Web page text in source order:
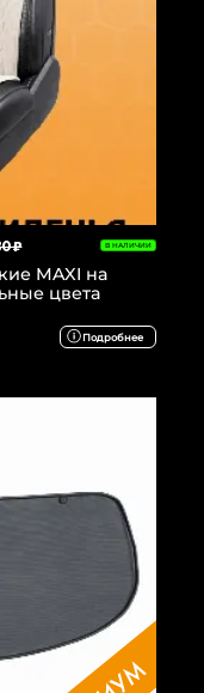
₽ В НАЛИЧИИ
MAXI на
цвета
Подробнее